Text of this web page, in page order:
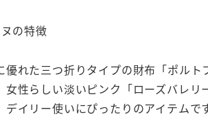
の特徴
れた三つ折りタイプの財布「ポルト
性らしい淡いピンク「ローズバレ
イリー使いにぴったりのアイテムです